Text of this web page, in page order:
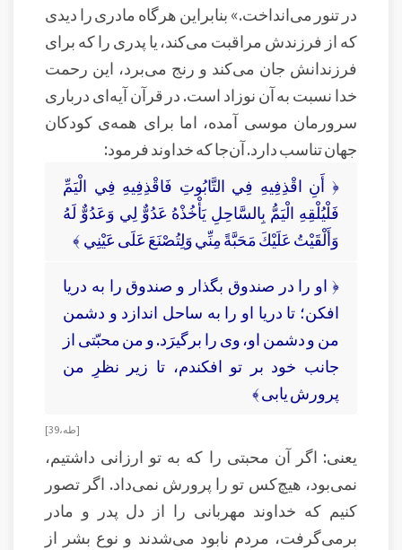
در تنور می‌انداخت.» بنابراین هرگاه مادری را دیدی
که از فرزندش مراقبت می‌کند، یا پدری را که برای
فرزندانش جان می‌کند و رنج می‌برد، این رحمت
خدا نسبت به آن نوزاد است. در قرآن آیه‌ای دربار‌ی
سرورمان موسی آمده، اما برای همه‌ی کودکان
جهان تناسب دارد. آن‌جا که خداوند فرمود:
﴿ أَنِ اقْذِفِيهِ فِي التَّابُوتِ فَاقْذِفِيهِ فِي الْيَمِّ
فَلْيُلْقِهِ الْيَمُّ بِالسَّاحِلِ يَأْخُذْهُ عَدُوٌّ لِي وَعَدُوٌّ لَهُ
وَأَلْقَيْتُ عَلَيْكَ مَحَبَّةً مِنِّي وَلِتُصْنَعَ عَلَى عَيْنِي ﴾
﴿ او را در صندوق بگذار و صندوق را به دریا
افکن؛ تا دریا او را به ساحل اندازد و دشمن
من و دشمن او، وی را برگیرَد. و من محبّتی از
جانب خود بر تو افکندم، تا زیر نظرِ من
پرورش یابی ﴾
[ طه، 39 ]
یعنی: اگر آن محبتی را که به تو ارزانی داشتیم،
نمی‌بود، هیچ‌کس تو را پرورش نمی‌داد. اگر تصور
کنیم که خداوند مهربانی را از دل پدر و مادر
برمی‌گرفت، مردم نابود می‌شدند و نوع بشر از